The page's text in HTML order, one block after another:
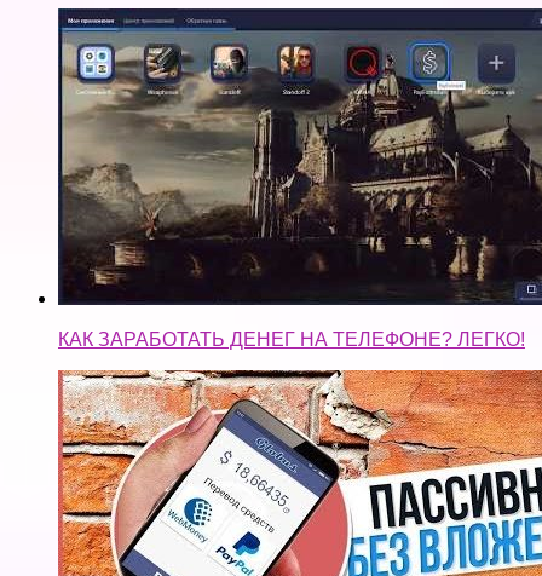
КАК ЗАРАБОТАТЬ ДЕНЕГ НА ТЕЛЕФОНЕ? ЛЕГКО!